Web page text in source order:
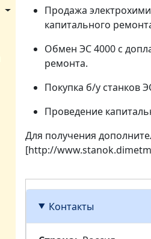
Продажа
капитального
Обмен ЭС 4000 с
ремонта.
Покупка б/у станков
Проведение
Для получения
[http://
Контакты